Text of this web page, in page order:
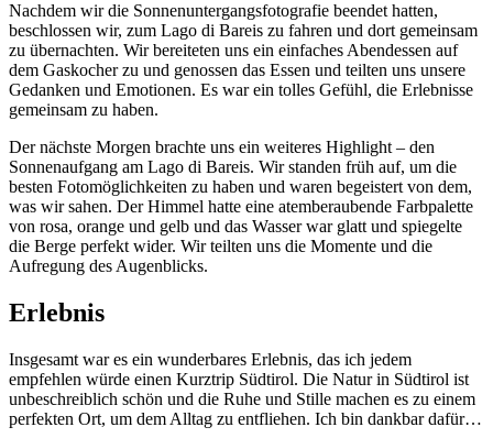
Nachdem wir die Sonnenuntergangsfotografie beendet hatten,
beschlossen wir, zum Lago di Bareis zu fahren und dort gemeinsam
zu übernachten. Wir bereiteten uns ein einfaches Abendessen auf
dem Gaskocher zu und genossen das Essen und teilten uns unsere
Gedanken und Emotionen. Es war ein tolles Gefühl, die Erlebnisse
gemeinsam zu haben.
Der nächste Morgen brachte uns ein weiteres Highlight – den
Sonnenaufgang am Lago di Bareis. Wir standen früh auf, um die
besten Fotomöglichkeiten zu haben und waren begeistert von dem,
was wir sahen. Der Himmel hatte eine atemberaubende Farbpalette
von rosa, orange und gelb und das Wasser war glatt und spiegelte
die Berge perfekt wider. Wir teilten uns die Momente und die
Aufregung des Augenblicks.
Erlebnis
Insgesamt war es ein wunderbares Erlebnis, das ich jedem
empfehlen würde einen Kurztrip Südtirol. Die Natur in Südtirol ist
unbeschreiblich schön und die Ruhe und Stille machen es zu einem
perfekten Ort, um dem Alltag zu entfliehen. Ich bin dankbar dafür…